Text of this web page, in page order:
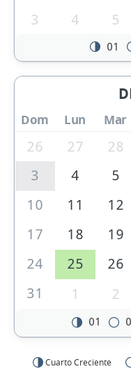
3
4 5
01
Dom Lun Mar
26 27 28
3
4 5
10
11 12
17
18 19
24
25 26
31
1 2
01
Cuarto Creciente